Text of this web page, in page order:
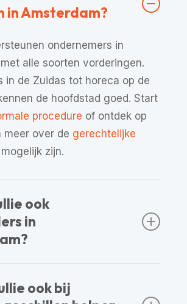
in Amsterdam?
ondernemers in
alle soorten vorderingen.
in de Zuidas tot horeca op de
de hoofdstad goed. Start
procedure of ontdek op
meer over de gerechtelijke
zijn.
ook
in
volgens alle wettelijke
ook bij